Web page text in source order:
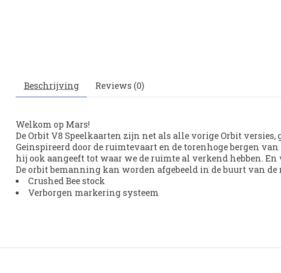
Beschrijving Reviews (0)
Welkom op Mars!
De Orbit V8 Speelkaarten zijn net als alle vorige Orbit versies,
Geinspireerd door de ruimtevaart en de torenhoge bergen
hij ook aangeeft tot waar we de ruimte al verkend hebben.
De orbit bemanning kan worden afgebeeld in de buurt van de
Crushed Bee stock
Verborgen markering systeem